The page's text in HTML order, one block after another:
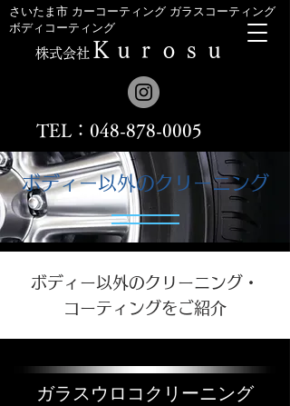
TEL：048-878-0005
株式会社 Ｋｕｒｏｓｕ
​さいたま市 カーコーティング ガラスコーティング
ボディコーティング
ボディー以外のクリーニング
ボディー以外のクリーニング・
コーティングをご紹介
ガラスウロコクリーニング